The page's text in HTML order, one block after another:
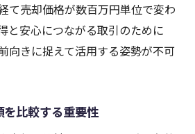
て売却価格が数百万円単位で変わ
と安心につながる取引のために
向きに捉えて活用する姿勢が不可
比較する重要性